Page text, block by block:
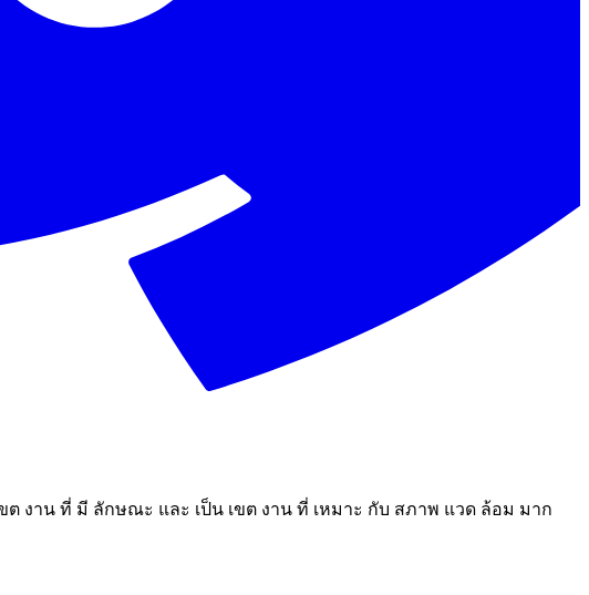
ขต งาน ที่ มี ลักษณะ และ เป็น เขต งาน ที่ เหมาะ กับ สภาพ แวด ล้อม มาก